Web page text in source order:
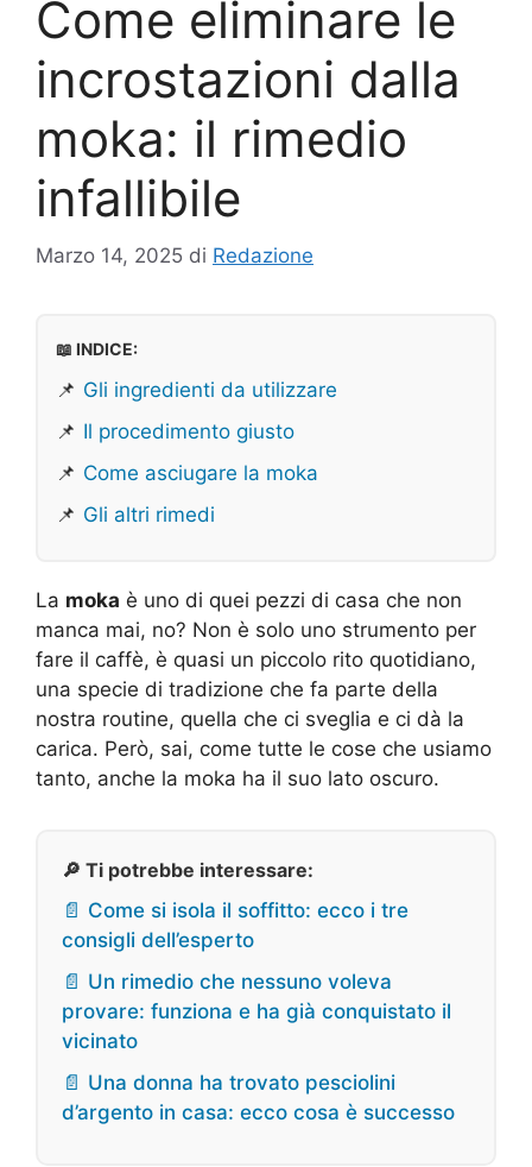
Come eliminare le
incrostazioni dalla
moka: il rimedio
infallibile
Marzo 14, 2025 di Redazione
📖 INDICE:
📌 Gli ingredienti da utilizzare
📌 Il procedimento giusto
📌 Come asciugare la moka
📌 Gli altri rimedi
La moka è uno di quei pezzi di casa che non
manca mai, no? Non è solo uno strumento per
fare il caffè, è quasi un piccolo rito quotidiano,
una specie di tradizione che fa parte della
nostra routine, quella che ci sveglia e ci dà la
carica. Però, sai, come tutte le cose che usiamo
tanto, anche la moka ha il suo lato oscuro.
🔎 Ti potrebbe interessare:
📄 Come si isola il soffitto: ecco i tre
consigli dell’esperto
📄 Un rimedio che nessuno voleva
provare: funziona e ha già conquistato il
vicinato
📄 Una donna ha trovato pesciolini
d’argento in casa: ecco cosa è successo